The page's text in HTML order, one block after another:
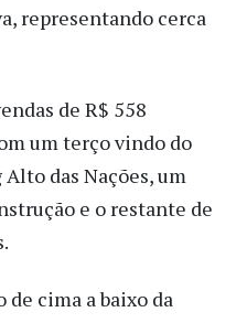
representando cerca
de R$ 558
um terço vindo do
das Nações, um
e o restante de
de cima a baixo da